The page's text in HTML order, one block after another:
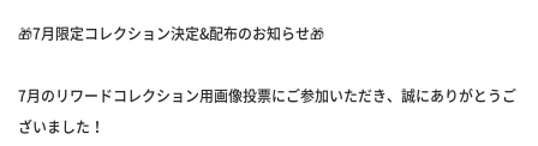
🎁7月限定コレクション決定&配布のお知らせ🎁
7月のリワードコレクション用画像投票にご参加いただき、誠にありがとうご
ざいました！